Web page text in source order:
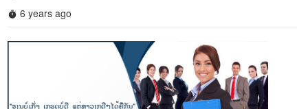
timer 6 years ago